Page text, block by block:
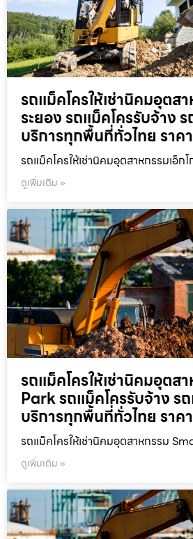
รถแม็คโครให้เช่านิคมอุตส
ระยอง รถแม็คโครรับจ้าง ร
บริการทุกพื้นที่ทั่วไทย ราค
รถแม็คโครให้เช่านิคมอุตสาหกรรมเอ็กโ
ดูเพิ่มเติม »
รถแม็คโครให้เช่านิคมอุตส
Park รถแม็คโครรับจ้าง รถ
บริการทุกพื้นที่ทั่วไทย ราค
รถแม็คโครให้เช่านิคมอุตสาหกรรม
ดูเพิ่มเติม »